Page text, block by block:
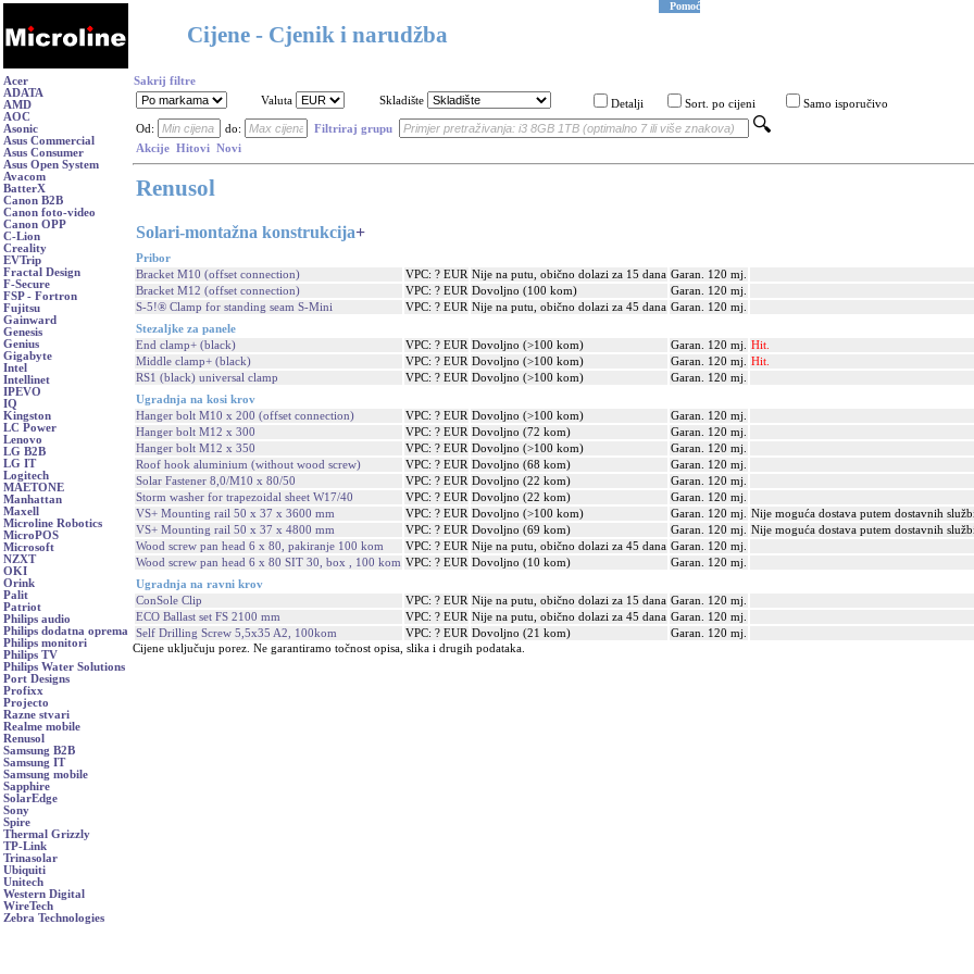
Cijene - Cjenik i narudžba
Pomoć
Acer
ADATA
AMD
AOC
Asonic
Asus Commercial
Asus Consumer
Asus Open System
Avacom
BatterX
Canon B2B
Canon foto-video
Canon OPP
C-Lion
Creality
EVTrip
Fractal Design
F-Secure
FSP - Fortron
Fujitsu
Gainward
Genesis
Genius
Gigabyte
Intel
Intellinet
IPEVO
IQ
Kingston
LC Power
Lenovo
LG B2B
LG IT
Logitech
MAETONE
Manhattan
Maxell
Microline Robotics
MicroPOS
Microsoft
NZXT
OKI
Orink
Palit
Patriot
Philips audio
Philips dodatna oprema
Philips monitori
Philips TV
Philips Water Solutions
Port Designs
Profixx
Projecto
Razne stvari
Realme mobile
Renusol
Samsung B2B
Samsung IT
Samsung mobile
Sapphire
SolarEdge
Sony
Spire
Thermal Grizzly
TP-Link
Trinasolar
Ubiquiti
Unitech
Western Digital
WireTech
Zebra Technologies
Sakrij filtre
Valuta
Skladište Detalji Sort. po cijeni Samo isporučivo
Od: do:
Filtriraj grupu
Akcije Hitovi Novi
Renusol
Solari-montažna konstrukcija+
Pribor
Bracket M10 (offset connection)
VPC: ? EUR Nije na putu, obično dolazi za 15 dana Garan. 120 mj.
Bracket M12 (offset connection)
VPC: ? EUR Dovoljno (100 kom)
Garan. 120 mj.
S-5!® Clamp for standing seam S-Mini
VPC: ? EUR Nije na putu, obično dolazi za 45 dana Garan. 120 mj.
Stezaljke za panele
End clamp+ (black)
VPC: ? EUR Dovoljno (>100 kom) Garan. 120 mj.
Hit.
Middle clamp+ (black)
VPC: ? EUR Dovoljno (>100 kom) Garan. 120 mj.
Hit.
RS1 (black) universal clamp
VPC: ? EUR Dovoljno (>100 kom)
Garan. 120 mj.
Ugradnja na kosi krov
Hanger bolt M10 x 200 (offset connection)
VPC: ? EUR Dovoljno (>100 kom)
Garan. 120 mj.
Hanger bolt M12 x 300
VPC: ? EUR Dovoljno (72 kom)
Garan. 120 mj.
Hanger bolt M12 x 350
VPC: ? EUR Dovoljno (>100 kom)
Garan. 120 mj.
Roof hook aluminium (without wood screw)
VPC: ? EUR Dovoljno (68 kom)
Garan. 120 mj.
Solar Fastener 8,0/M10 x 80/50
VPC: ? EUR Dovoljno (22 kom)
Garan. 120 mj.
Storm washer for trapezoidal sheet W17/40
VPC: ? EUR Dovoljno (22 kom)
Garan. 120 mj.
VS+ Mounting rail 50 x 37 x 3600 mm
VPC: ? EUR Dovoljno (>100 kom) Garan. 120 mj. Nije moguća dostava putem dostavnih
VS+ Mounting rail 50 x 37 x 4800 mm
VPC: ? EUR Dovoljno (69 kom) Garan. 120 mj.
Nije moguća dostava putem dostavnih
Wood screw pan head 6 x 80, pakiranje 100 kom
VPC: ? EUR Nije na putu, obično dolazi za 45 dana Garan. 120 mj.
Wood screw pan head 6 x 80 SIT 30, box , 100 kom VPC: ? EUR Dovoljno (10 kom)
Garan. 120 mj.
Ugradnja na ravni krov
ConSole Clip
VPC: ? EUR Nije na putu, obično dolazi za 15 dana Garan. 120 mj.
ECO Ballast set FS 2100 mm
VPC: ? EUR Nije na putu, obično dolazi za 45 dana Garan. 120 mj.
Self Drilling Screw 5,5x35 A2, 100kom
VPC: ? EUR Dovoljno (21 kom)
Garan. 120 mj.
Cijene uključuju porez. Ne garantiramo točnost opisa, slika i drugih podataka.